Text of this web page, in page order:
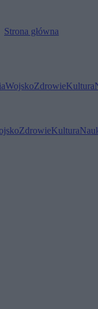
Strona główna
WojskoZdrowieKultura
ZdrowieKultura